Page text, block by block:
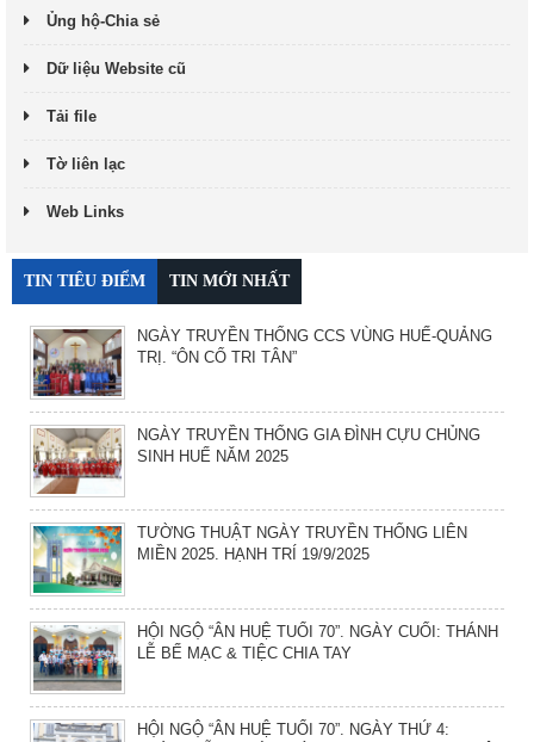
Ủng hộ-Chia sẻ
Dữ liệu Website cũ
Tải file
Tờ liên lạc
Web Links
TIN TIÊU ĐIỂM TIN MỚI NHẤT
NGÀY TRUYỀN THỐNG CCS VÙNG HUẾ-QUẢNG
TRỊ. “ÔN CỐ TRI TÂN”
NGÀY TRUYỀN THỐNG GIA ĐÌNH CỰU CHỦNG
SINH HUẾ NĂM 2025
TƯỜNG THUẬT NGÀY TRUYỀN THỐNG LIÊN
MIỀN 2025. HẠNH TRÍ 19/9/2025
HỘI NGỘ “ÂN HUỆ TUỔI 70”. NGÀY CUỐI: THÁNH
LỄ BẾ MẠC & TIỆC CHIA TAY
HỘI NGỘ “ÂN HUỆ TUỔI 70”. NGÀY THỨ 4: